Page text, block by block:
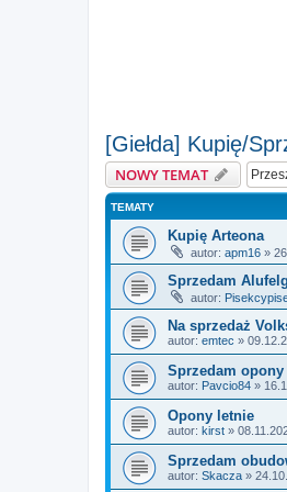
[Giełda] Kupię/
NOWY TEMAT
TEMATY
Kupię Arteona
autor: apm16 »
Sprzedam
autor:
Na sprzedaż
autor: emtec »
Sprzedam
autor: Pavcio84 »
Opony letnie
autor: kirst »
Sprzedam
autor: Skacza »